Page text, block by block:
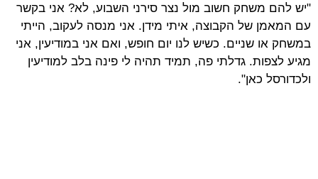
"יש להם משחק חשוב מול נצר סירני השבוע, לא? אני בקשר
עם המאמן של הקבוצה, איתי מידן. אני מנסה לעקוב, הייתי
במשחק או שניים. כשיש לנו יום חופש, ואם אני במודיעין, אני
מגיע לצפות. גדלתי פה, תמיד תהיה לי פינה בלב למודיעין
ולכדורסל כאן".